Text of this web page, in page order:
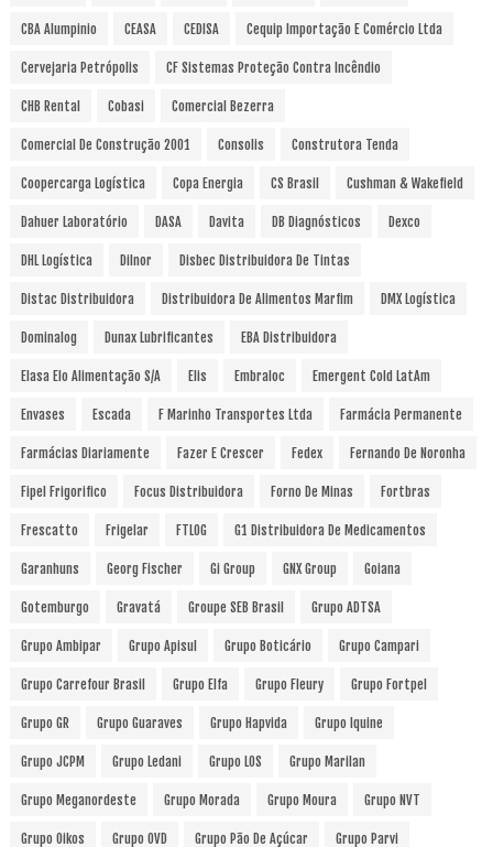
CBA Alumpinio CEASA CEDISA Cequip Importação E Comércio Ltda
Cervejaria Petrópolis CF Sistemas Proteção Contra Incêndio
CHB Rental Cobasi Comercial Bezerra
Comercial De Construção 2001 Consolis Construtora Tenda
Coopercarga Logística Copa Energia CS Brasil Cushman & Wakefield
Dahuer Laboratório DASA Davita DB Diagnósticos Dexco
DHL Logística Dilnor Disbec Distribuidora De Tintas
Distac Distribuidora Distribuidora De Alimentos Marfim DMX Logística
Dominalog Dunax Lubrificantes EBA Distribuidora
Elasa Elo Alimentação S/A Elis Embraloc Emergent Cold LatAm
Envases Escada F Marinho Transportes Ltda Farmácia Permanente
Farmácias Diariamente Fazer E Crescer Fedex Fernando De Noronha
Fipel Frigorifico Focus Distribuidora Forno De Minas Fortbras
Frescatto Frigelar FTLOG G1 Distribuidora De Medicamentos
Garanhuns Georg Fischer Gi Group GNX Group Goiana
Gotemburgo Gravatá Groupe SEB Brasil Grupo ADTSA
Grupo Ambipar Grupo Apisul Grupo Boticário Grupo Campari
Grupo Carrefour Brasil Grupo Elfa Grupo Fleury Grupo Fortpel
Grupo GR Grupo Guaraves Grupo Hapvida Grupo Iquine
Grupo JCPM Grupo Ledani Grupo LOS Grupo Marilan
Grupo Meganordeste Grupo Morada Grupo Moura Grupo NVT
Grupo Oikos Grupo OVD Grupo Pão De Açúcar Grupo Parvi